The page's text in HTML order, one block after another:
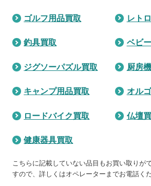
ゴルフ用品買取 レト
釣具買取 ベビ
ジグソーパズル買取 厨房
キャンプ用品買取 オル
ロードバイク買取 仏壇
健康器具買取
こちらに記載していない品目もお買い取りが
すので、詳しくはオペレーターまでお電話くだ